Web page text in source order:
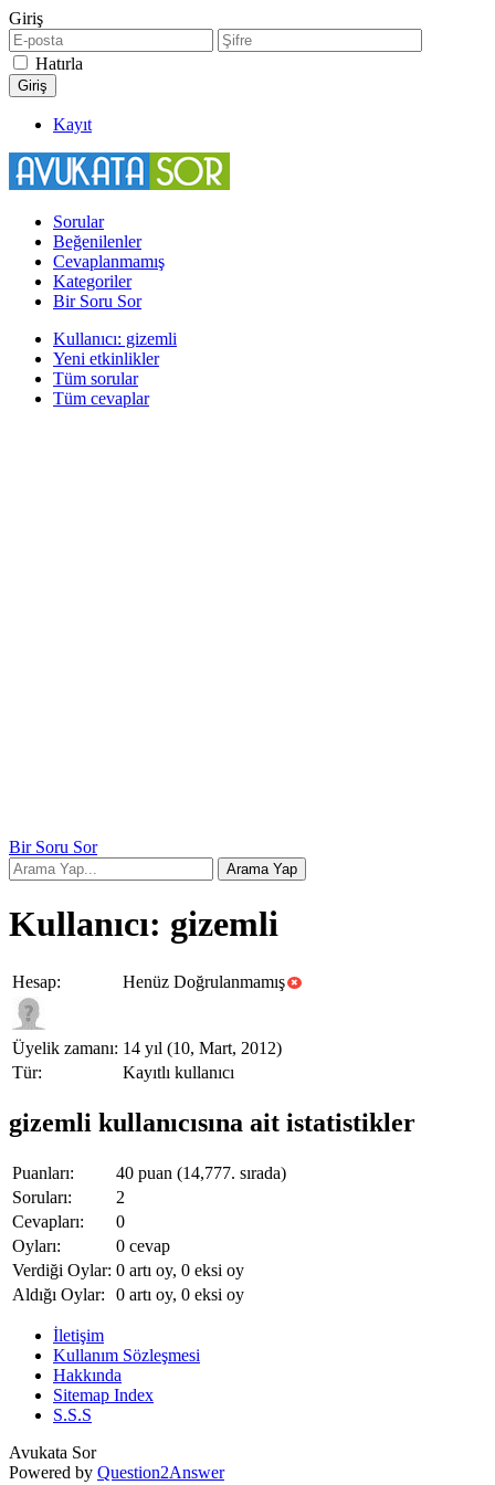
Giriş
Hatırla
Kayıt
Sorular
Beğenilenler
Cevaplanmamış
Kategoriler
Bir Soru Sor
Kullanıcı: gizemli
Yeni etkinlikler
Tüm sorular
Tüm cevaplar
Bir Soru Sor
Kullanıcı: gizemli
Hesap: Henüz Doğrulanmamış
Üyelik zamanı: 14 yıl (10, Mart, 2012)
Tür:
Kayıtlı kullanıcı
gizemli kullanıcısına ait istatistikler
Puanları: 40 puan (14,777. sırada)
Soruları:
2
Cevapları:
0
Oyları:
0 cevap
Verdiği Oylar: 0 artı oy, 0 eksi oy
Aldığı Oylar:
0 artı oy, 0 eksi oy
İletişim
Kullanım Sözleşmesi
Hakkında
Sitemap Index
S.S.S
Avukata Sor
Powered by Question2Answer